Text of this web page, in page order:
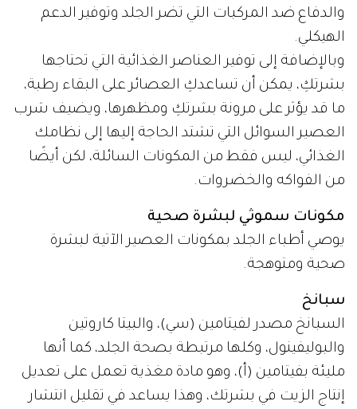
والدفاع ضد المركبات التي تضر الجلد وتوفير الدعم
الهيكلي.
وبالإضافة إلى توفير العناصر الغذائية التي تحتاجها
بشرتكِ، يمكن أن تساعدكِ العصائر على البقاء رطبة،
ما قد يؤثر على مرونة بشرتكِ ومظهرها، ويضيف شرب
العصير السوائل التي تشتد الحاجة إليها إلى نظامك
الغذائي، ليس فقط من المكونات السائلة، لكن أيضًا
من الفواكه والخضروات.
مكونات سموثي لبشرة صحية
يوصي أطباء الجلد بمكونات العصير الآتية لبشرة
صحية ومتوهجة.
سبانخ
السبانخ مصدر لفيتامين (سي)، والبيتا كاروتين
والبوليفينول، وكلها مرتبطة بصحة الجلد، كما أنها
مليئة بفيتامين (أ)، وهو مادة مغذية تعمل على تعديل
إنتاج الزيت في بشرتك، وهذا يساعد في تقليل انتشار